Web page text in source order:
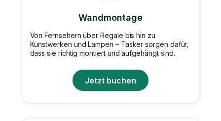
Wandmontage
Von Fernsehern über Regale bis hin zu
Kunstwerken und Lampen – Tasker sorgen dafür,
dass sie richtig montiert und aufgehängt sind.
Jetzt buchen